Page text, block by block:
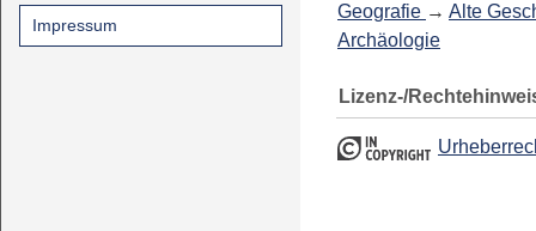
Impressum
Geografie → Alte
Archäologie
Lizenz-/